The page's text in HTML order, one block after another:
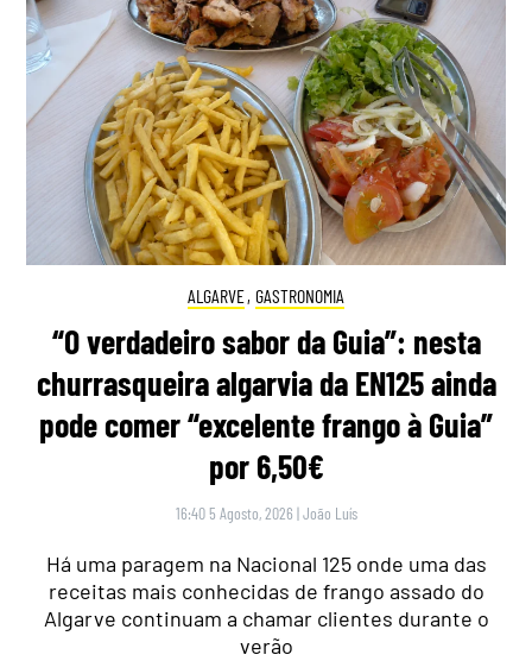
ALGARVE, GASTRONOMIA
“O verdadeiro sabor da Guia”: nesta
churrasqueira algarvia da EN125 ainda
pode comer “excelente frango à Guia”
por 6,50€
16:40 5 Agosto, 2026 |João Luís
Há uma paragem na Nacional 125 onde uma das
receitas mais conhecidas de frango assado do
Algarve continuam a chamar clientes durante o
verão